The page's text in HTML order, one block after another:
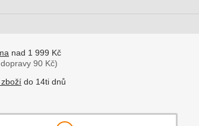
nad 1 999 Kč
90 Kč)
do 14ti dnů